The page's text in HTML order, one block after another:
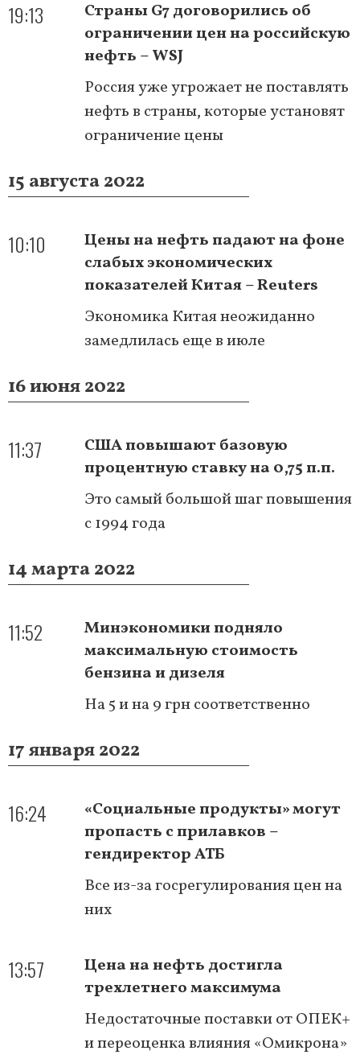
19:13
Страны G7 договорились об
ограничении цен на российскую
нефть – WSJ
Россия уже угрожает не поставлять
нефть в страны, которые установят
ограничение цены
15 августа 2022
10:10
Цены на нефть падают на фоне
слабых экономических
показателей Китая – Reuters
Экономика Китая неожиданно
замедлилась еще в июле
16 июня 2022
11:37
США повышают базовую
процентную ставку на 0,75 п.п.
Это самый большой шаг повышения
с 1994 года
14 марта 2022
11:52
Минэкономики подняло
максимальную стоимость
бензина и дизеля
На 5 и на 9 грн соответственно
17 января 2022
16:24
«Социальные продукты» могут
пропасть с прилавков –
гендиректор АТБ
Все из-за госрегулирования цен на
них
13:57
Цена на нефть достигла
трехлетнего максимума
Недостаточные поставки от ОПЕК+
и переоценка влияния «Омикрона»